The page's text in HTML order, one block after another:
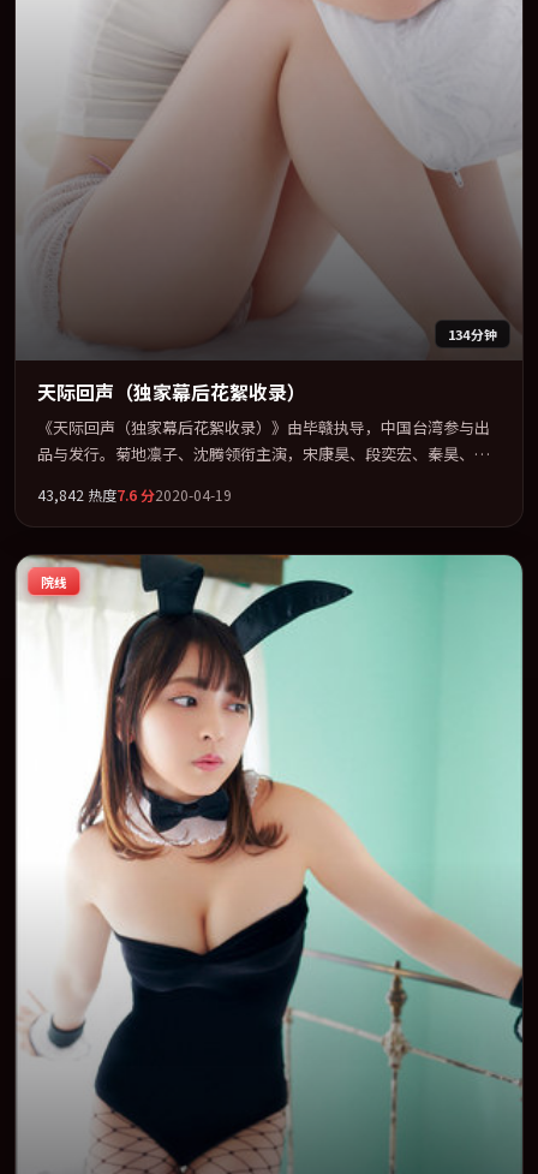
134分钟
天际回声（独家幕后花絮收录）
《天际回声（独家幕后花絮收录）》由毕赣执导，中国台湾参与出
品与发行。菊地凛子、沈腾领衔主演，宋康昊、段奕宏、秦昊、蒂
堆叠。全片以「惊悚」类型为骨架，在叙事、表演与视听上力求统
一。定于 2020-12-27 在内地院线及主流平台同步亮相，2020 年度
话题片中口碑稳健，适合喜欢强情节与人物弧光的观众完整观看。
43,842 热度7.6分2020-04-19
院线